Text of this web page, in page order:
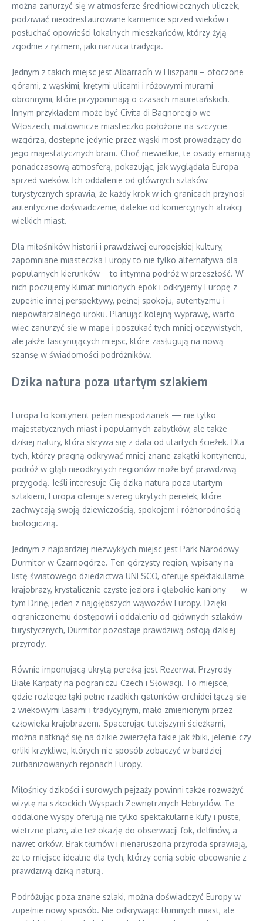
można zanurzyć się w atmosferze średniowiecznych uliczek,
podziwiać nieodrestaurowane kamienice sprzed wieków i
posłuchać opowieści lokalnych mieszkańców, którzy żyją
zgodnie z rytmem, jaki narzuca tradycja.
Jednym z takich miejsc jest Albarracín w Hiszpanii – otoczone
górami, z wąskimi, krętymi ulicami i różowymi murami
obronnymi, które przypominają o czasach mauretańskich.
Innym przykładem może być Civita di Bagnoregio we
Włoszech, malownicze miasteczko położone na szczycie
wzgórza, dostępne jedynie przez wąski most prowadzący do
jego majestatycznych bram. Choć niewielkie, te osady emanują
ponadczasową atmosferą, pokazując, jak wyglądała Europa
sprzed wieków. Ich oddalenie od głównych szlaków
turystycznych sprawia, że każdy krok w ich granicach przynosi
autentyczne doświadczenie, dalekie od komercyjnych atrakcji
wielkich miast.
Dla miłośników historii i prawdziwej europejskiej kultury,
zapomniane miasteczka Europy to nie tylko alternatywa dla
popularnych kierunków – to intymna podróż w przeszłość. W
nich poczujemy klimat minionych epok i odkryjemy Europę z
zupełnie innej perspektywy, pełnej spokoju, autentyzmu i
niepowtarzalnego uroku. Planując kolejną wyprawę, warto
więc zanurzyć się w mapę i poszukać tych mniej oczywistych,
ale jakże fascynujących miejsc, które zasługują na nową
szansę w świadomości podróżników.
Dzika natura poza utartym szlakiem
Europa to kontynent pełen niespodzianek — nie tylko
majestatycznych miast i popularnych zabytków, ale także
dzikiej natury, która skrywa się z dala od utartych ścieżek. Dla
tych, którzy pragną odkrywać mniej znane zakątki kontynentu,
podróż w głąb nieodkrytych regionów może być prawdziwą
przygodą. Jeśli interesuje Cię dzika natura poza utartym
szlakiem, Europa oferuje szereg ukrytych perełek, które
zachwycają swoją dziewiczością, spokojem i różnorodnością
biologiczną.
Jednym z najbardziej niezwykłych miejsc jest Park Narodowy
Durmitor w Czarnogórze. Ten górzysty region, wpisany na
listę światowego dziedzictwa UNESCO, oferuje spektakularne
krajobrazy, krystalicznie czyste jeziora i głębokie kaniony — w
tym Drinę, jeden z najgłębszych wąwozów Europy. Dzięki
ograniczonemu dostępowi i oddaleniu od głównych szlaków
turystycznych, Durmitor pozostaje prawdziwą ostoją dzikiej
przyrody.
Równie imponującą ukrytą perełką jest Rezerwat Przyrody
Białe Karpaty na pograniczu Czech i Słowacji. To miejsce,
gdzie rozległe łąki pełne rzadkich gatunków orchidei łączą się
z wiekowymi lasami i tradycyjnym, mało zmienionym przez
człowieka krajobrazem. Spacerując tutejszymi ścieżkami,
można natknąć się na dzikie zwierzęta takie jak żbiki, jelenie czy
orliki krzykliwe, których nie sposób zobaczyć w bardziej
zurbanizowanych rejonach Europy.
Miłośnicy dzikości i surowych pejzaży powinni także rozważyć
wizytę na szkockich Wyspach Zewnętrznych Hebrydów. Te
oddalone wyspy oferują nie tylko spektakularne klify i puste,
wietrzne plaże, ale też okazję do obserwacji fok, delfinów, a
nawet orków. Brak tłumów i nienaruszona przyroda sprawiają,
że to miejsce idealne dla tych, którzy cenią sobie obcowanie z
prawdziwą dziką naturą.
Podróżując poza znane szlaki, można doświadczyć Europy w
zupełnie nowy sposób. Nie odkrywając tłumnych miast, ale